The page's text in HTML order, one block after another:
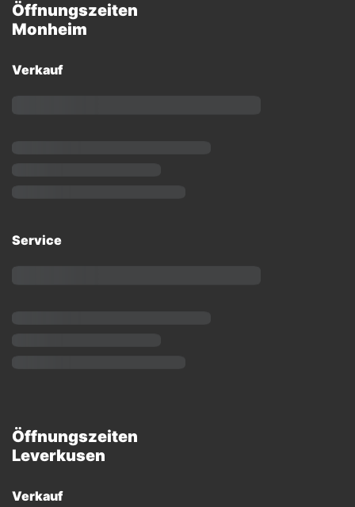
Öffnungszeiten
Monheim
Verkauf
Service
Öffnungszeiten
Leverkusen
Verkauf